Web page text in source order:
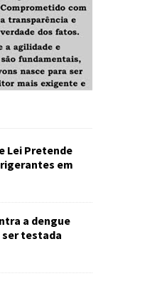
Lei Pretende
em
a dengue
ser testada